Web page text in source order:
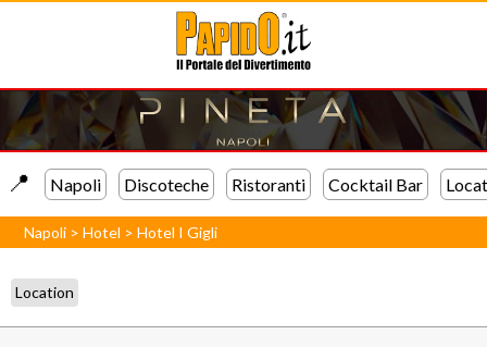
📍️ Napoli Discoteche Ristoranti Cocktail Bar
Napoli >Hotel >Hotel I Gigli
Location